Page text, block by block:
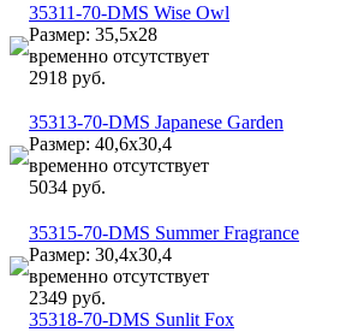
35311-70-DMS Wise Owl
Размер: 35,5х28
временно отсутствует
2918 руб.
35313-70-DMS Japanese Garden
Размер: 40,6х30,4
временно отсутствует
5034 руб.
35315-70-DMS Summer Fragrance
Размер: 30,4х30,4
временно отсутствует
2349 руб.
35318-70-DMS Sunlit Fox